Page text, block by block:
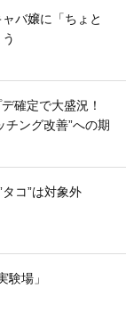
バ嬢に「ちょと
確定で大盛況！
チング改善”への期
タコ”は対象外
験場」